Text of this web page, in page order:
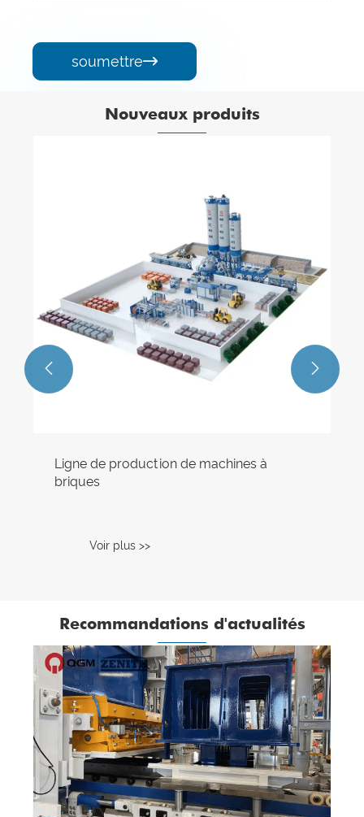
soumettre
Nouveaux produits
Voir plus >>
 
Recommandations d'actualités
Quangong Machinery Co., Ltd. : Trois
forces convergent pour se lancer dans un
nouveau voyage, unies dans la poursuite
d'un avenir glorieux.
Voir plus >>